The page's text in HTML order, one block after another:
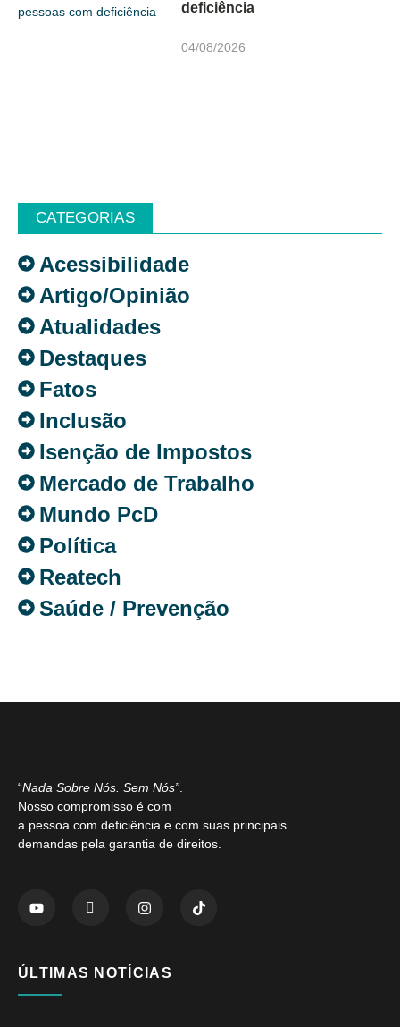
deficiência
04/08/2026
CATEGORIAS
Acessibilidade
Artigo/Opinião
Atualidades
Destaques
Fatos
Inclusão
Isenção de Impostos
Mercado de Trabalho
Mundo PcD
Política
Reatech
Saúde / Prevenção
“Nada Sobre Nós. Sem Nós”
Nosso compromisso é com
a pessoa com deficiência e com suas principais
demandas pela garantia de direitos.
ÚLTIMAS NOTÍCIAS